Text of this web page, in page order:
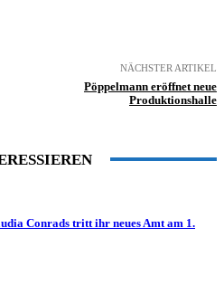
NÄCHSTER ARTIKEL
Pöppelmann eröffnet neue
Produktionshalle
Conrads tritt ihr neues Amt am 1.